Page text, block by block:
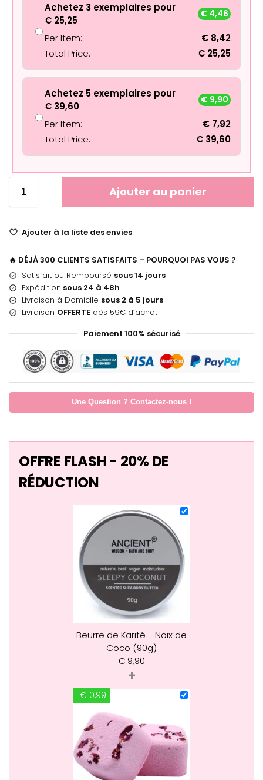
Achetez 3 exemplaires pour
€ 25,25
€ 4,46
Per Item: € 8,42
Total Price:
€ 25,25
Achetez 5 exemplaires pour
€ 39,60
€ 9,90
Per Item: € 7,92
Total Price:
€ 39,60
Ajouter au panier
Ajouter à la liste des envies
🔥 DÉJÀ 300 CLIENTS SATISFAITS – POURQUOI PAS VOUS ?
Satisfait ou Remboursé sous 14 jours
Expédition sous 24 à 48h
Livraison à Domicile sous 2 à 5 jours
Livraison OFFERTE dès 59€ d’achat
Paiement 100% sécurisé
Une Question ? Contactez-nous !
OFFRE FLASH - 20% DE
RÉDUCTION
Beurre de Karité - Noix de
Coco (90g)
€ 9,90
+
-€ 0,99